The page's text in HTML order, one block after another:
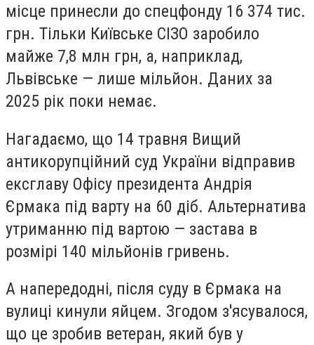
місце принесли до спецфонду 16 374 тис.
грн. Тільки Київське СІЗО заробило
майже 7,8 млн грн, а, наприклад,
Львівське — лише мільйон. Даних за
2025 рік поки немає.
Нагадаємо, що 14 травня Вищий
антикорупційний суд України відправив
ексглаву Офісу президента Андрія
Єрмака під варту на 60 діб. Альтернатива
утриманню під вартою — застава в
розмірі 140 мільйонів гривень.
А напередодні, після суду в Єрмака на
вулиці кинули яйцем. Згодом з'ясувалося,
що це зробив ветеран, який був у